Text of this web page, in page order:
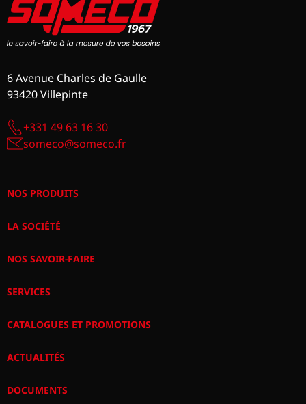
6 Avenue Charles de Gaulle
93420 Villepinte
+331 49 63 16 30
someco@someco.fr
NOS PRODUITS
LA SOCIÉTÉ
NOS SAVOIR-FAIRE
SERVICES
CATALOGUES ET PROMOTIONS
ACTUALITÉS
DOCUMENTS